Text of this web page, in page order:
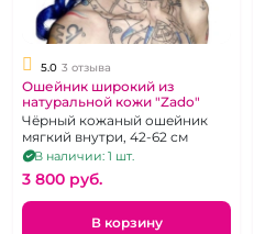
5.0 3 отзыва
Ошейник широкий из
натуральной кожи "Zado"
Чёрный кожаный ошейник
мягкий внутри, 42-62 см
В наличии: 1 шт.
3 800 pуб.
В корзину